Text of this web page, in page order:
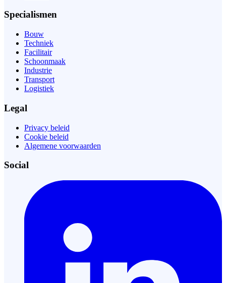
Specialismen
Bouw
Techniek
Facilitair
Schoonmaak
Industrie
Transport
Logistiek
Legal
Privacy beleid
Cookie beleid
Algemene voorwaarden
Social